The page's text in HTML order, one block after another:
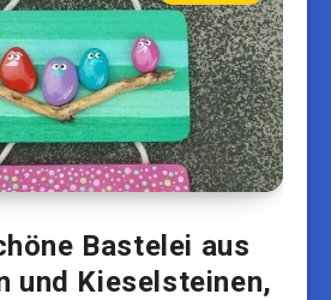
Bastelei aus
und Kieselsteinen,